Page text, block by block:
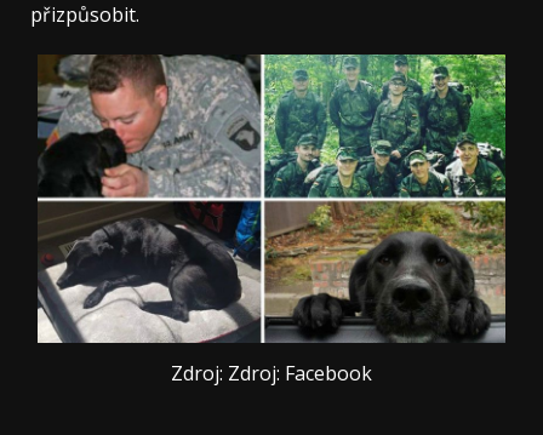
přizpůsobit.
Zdroj: Zdroj: Facebook